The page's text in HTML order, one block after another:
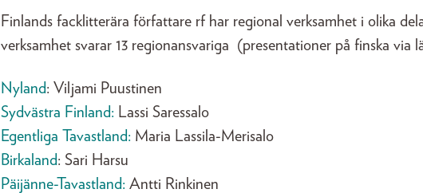
Finlands facklitterära författare rf har regional verksamhet i olika
verksamhet svarar 13 regionansvariga (presentationer på finska via
Nyland: Viljami Puustinen
Sydvästra Finland: Lassi Saressalo
Egentliga Tavastland: Maria Lassila-Merisalo
Birkaland: Sari Harsu
Päijänne-Tavastland: Antti Rinkinen